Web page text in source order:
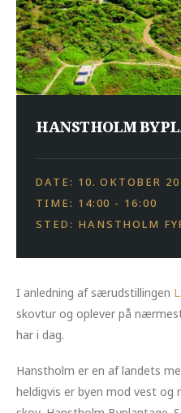
HANSTHOLM
DATE: 10. OKTOBER
TIME: 14:00 - 16:00
STED: HANSTHOLM
I anledning af særudstillingen
skovtur og oplever på
har i dag.
Hanstholm er en af landets
heldigvis er byen mod vest